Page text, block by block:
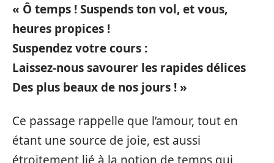
« Ô temps ! Suspends ton vol, et vous,
heures propices !
Suspendez votre cours :
Laissez-nous savourer les rapides délices
Des plus beaux de nos jours ! »
Ce passage rappelle que l’amour, tout en
étant une source de joie, est aussi
étroitement lié à la notion de temps qui